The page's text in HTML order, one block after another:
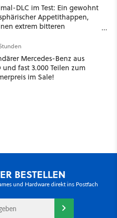
DLC im Test: Ein gewohnt
Appetithappen,
extrem bitteren
Mercedes-Benz aus
und fast 3.000 Teilen zum
im Sale!
BESTELLEN
und Hardware direkt ins Postfach